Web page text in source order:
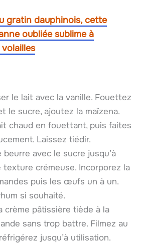
gratin dauphinois, cette
oubliée sublime à
le lait avec la vanille. Fouettez
le sucre, ajoutez la maïzena.
chaud en fouettant, puis faites
Laissez tiédir.
beurre avec le sucre jusqu’à
texture crémeuse. Incorporez la
puis les œufs un à un.
si souhaité.
crème pâtissière tiède à la
sans trop battre. Filmez au
jusqu’à utilisation.